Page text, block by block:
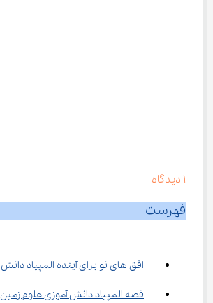
1 دیدگاه
فهرست
افق ‌های نو برای آینده المپیاد دانش آموزی علوم زمین
قصه المپیاد دانش آموزی علوم زمین